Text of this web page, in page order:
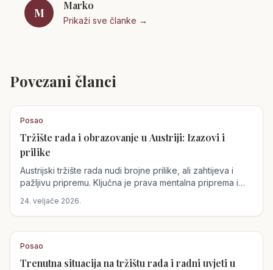
M
Marko
Prikaži sve članke →
Povezani članci
Posao
Tržište rada i obrazovanje u Austriji: Izazovi i
prilike
Austrijski tržište rada nudi brojne prilike, ali zahtijeva i
pažljivu pripremu. Ključna je prava mentalna priprema i
dok se izazovi u obrazovanju mladih rješavaju inovativnim
pristupima.
24. veljače 2026.
Posao
Trenutna situacija na tržištu rada i radni uvjeti u